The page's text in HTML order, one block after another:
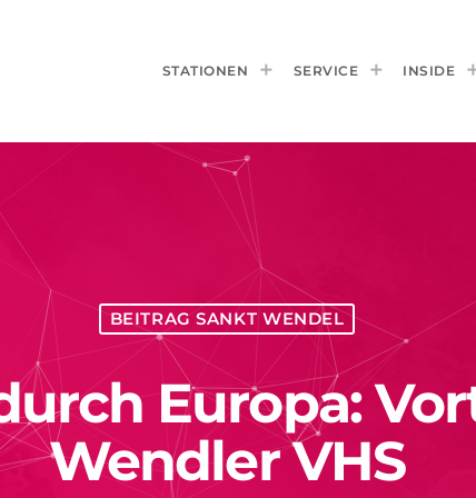
STATIONEN SERVICE INSIDE
BEITRAG SANKT WENDEL
Europa:
Wendler VHS